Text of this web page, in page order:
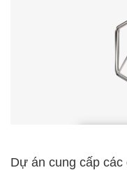
Dự án cung cấp các